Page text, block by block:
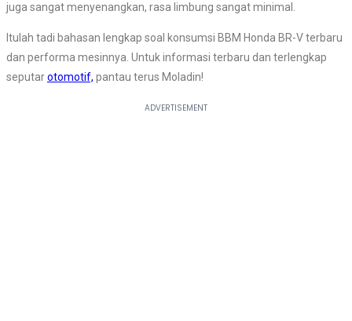
juga sangat menyenangkan, rasa limbung sangat minimal.
Itulah tadi bahasan lengkap soal konsumsi BBM Honda BR-V terbaru
dan performa mesinnya. Untuk informasi terbaru dan terlengkap
seputarotomotif, pantau terus Moladin!